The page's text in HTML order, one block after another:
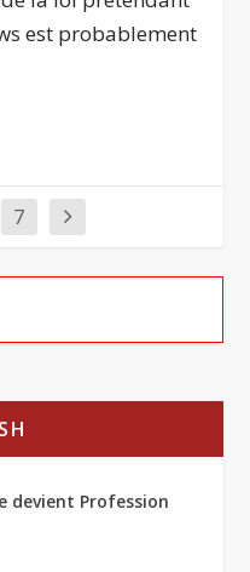
est probablement
7
devient Profession